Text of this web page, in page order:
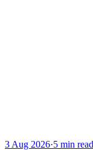
3 Aug 2026·5 min read